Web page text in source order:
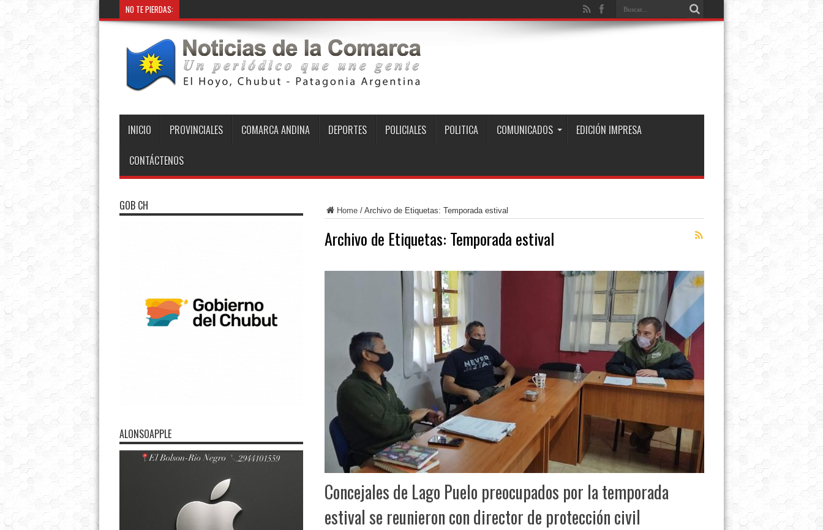
NO TE PIERDAS:
INICIO PROVINCIALES COMARCA ANDINA DEPORTES POLICIALES POLITICA COMUNICADOS EDICIÓN IMPRESA
CONTÁCTENOS
Home/ Archivo de Etiquetas: Temporada estival
Archivo de Etiquetas: Temporada estival
Concejales de Lago Puelo preocupados por la temporada
estival se reunieron con director de protección civil
GOB CH
ALONSOAPPLE